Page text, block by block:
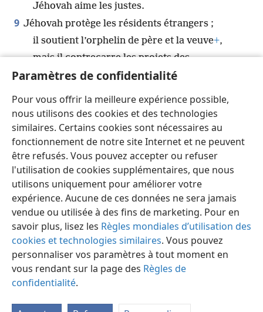
Paramètres de confidentialité
Pour vous offrir la meilleure expérience possible,
nous utilisons des cookies et des technologies
similaires. Certains cookies sont nécessaires au
fonctionnement de notre site Internet et ne peuvent
être refusés. Vous pouvez accepter ou refuser
l'utilisation de cookies supplémentaires, que nous
utilisons uniquement pour améliorer votre
expérience. Aucune de ces données ne sera jamais
vendue ou utilisée à des fins de marketing. Pour en
savoir plus, lisez les Règles mondiales d’utilisation des
cookies et technologies similaires. Vous pouvez
personnaliser vos paramètres à tout moment en
vous rendant sur la page des Règles de
confidentialité.
Jéhovah aime les justes.
9 Jéhovah protège les résidents étrangers ;
il soutient l’orphelin de père et la veuve+,
mais il contrecarre les projets des
méchants * +.
ton Dieu, ô Sion, de génération en génération.
Louez Jah * !
Français Partager Préférences
Copyright © 2026 Watch Tower Bible and Tract Society of Pennsylvania
Conditions d’utilisation
Règles de confidentialité
Paramètres de confidentialité
JW.ORG Se connecter